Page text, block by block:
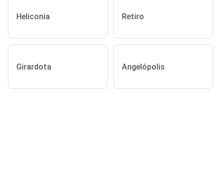
Heliconia Retiro
Girardota Angelópolis